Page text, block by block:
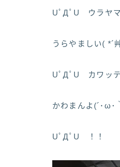
UﾟДﾟU ウラヤマ
うらやましい( *´
UﾟДﾟU カワッテ
かわまんよ(´･ω･
UﾟДﾟU ！！